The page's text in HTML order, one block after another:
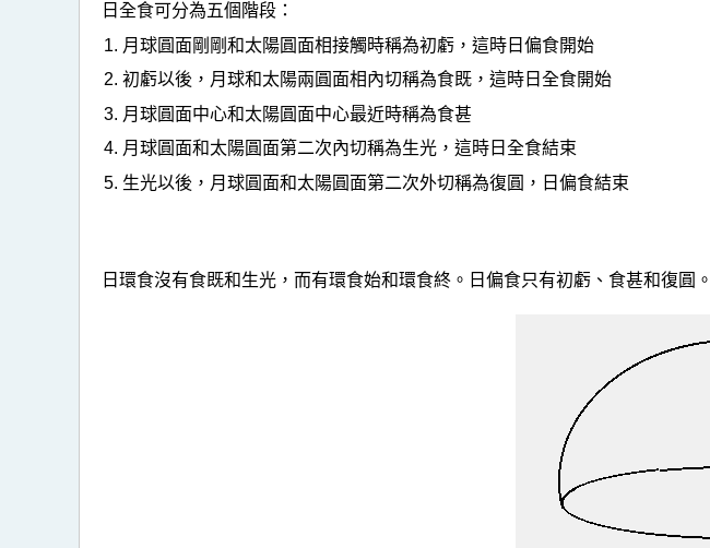
日全食可分為五個階段：
月球圓面剛剛和太陽圓面相接觸時稱為初虧，這時日偏食開始
初虧以後，月球和太陽兩圓面相內切稱為食既，這時日全食開始
月球圓面中心和太陽圓面中心最近時稱為食甚
月球圓面和太陽圓面第二次內切稱為生光，這時日全食結束
生光以後，月球圓面和太陽圓面第二次外切稱為復圓，日偏食結束
日環食沒有食既和生光，而有環食始和環食終。日偏食只有初虧、食甚和復圓。